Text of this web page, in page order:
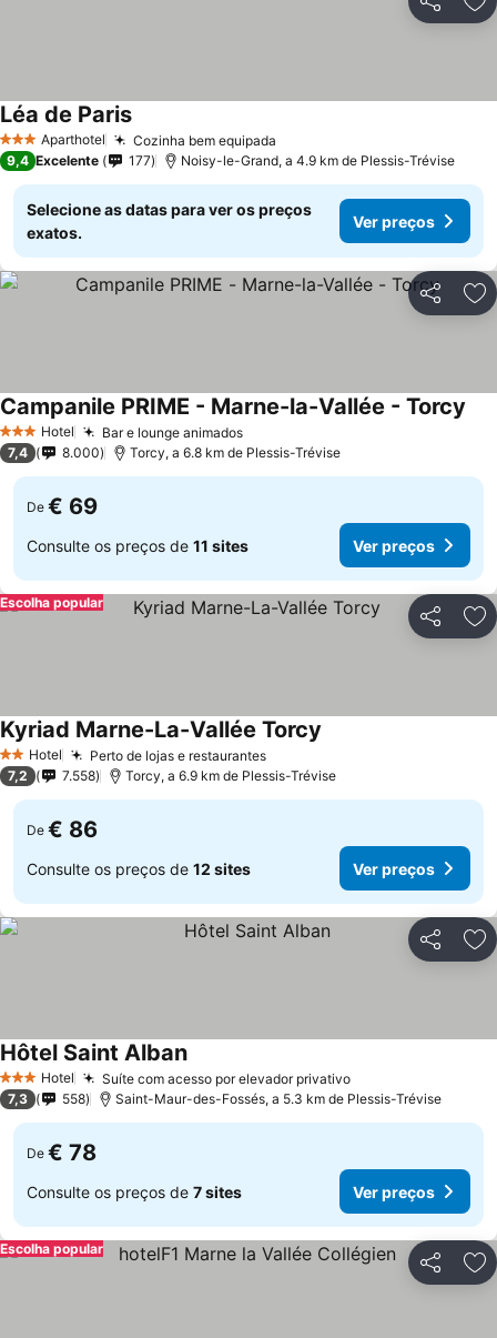
Partilhar
3 EstrelasAparthotel Cozinha bem equipada
Léa de Paris
9,4 Excelente 177 Noisy-le-Grand, a 4.9 km de Plessis-Trévise
Selecione as datas para ver os preços
exatos.
Ver preços
Partilhar
3 EstrelasHotel Bar e lounge animados
Campanile PRIME - Marne-la-Vallée - Torcy
7,4 8.000 Torcy, a 6.8 km de Plessis-Trévise
De € 69
Consulte os preços de 11 sites Ver preços
Partilhar
Escolha popular
2 Estrelas
Hotel Perto de lojas e restaurantes
Kyriad Marne-La-Vallée Torcy
7,2 7.558 Torcy, a 6.9 km de Plessis-Trévise
De € 86
Consulte os preços de 12 sites Ver preços
Partilhar
3 EstrelasHotel Suíte com acesso por elevador privativo
Hôtel Saint Alban
7,3 558 Saint-Maur-des-Fossés, a 5.3 km de Plessis-Trévise
De € 78
Consulte os preços de 7 sites Ver preços
Partilhar
Escolha popular